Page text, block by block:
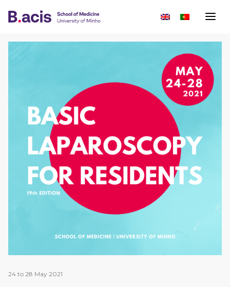
24 to 28 May 2021